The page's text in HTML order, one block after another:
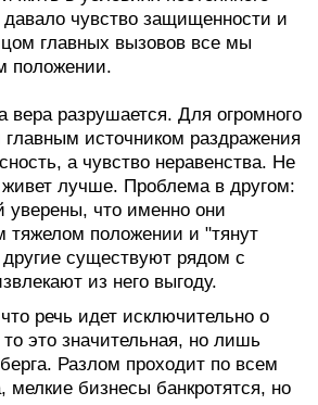
чувство защищенности и
главных вызовов все мы
положении.
вера разрушается. Для огромного
источником раздражения
а чувство неравенства. Не
живет лучше. Проблема в другом:
что именно они
тяжелом положении и "тянут
существуют рядом с
из него выгоду.
речь идет исключительно о
это значительная, но лишь
Разлом проходит по всем
бизнесы банкротятся, но